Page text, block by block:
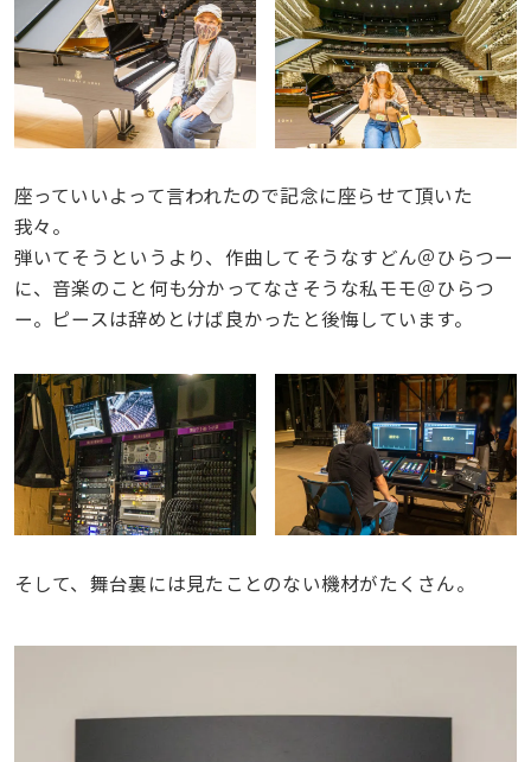
座っていいよって言われたので記念に座らせて頂いた
我々。
弾いてそうというより、作曲してそうなすどん＠ひらつー
に、音楽のこと何も分かってなさそうな私モモ＠ひらつ
ー。ピースは辞めとけば良かったと後悔しています。
そして、舞台裏には見たことのない機材がたくさん。